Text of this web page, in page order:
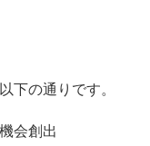
下の通りです。
会創出